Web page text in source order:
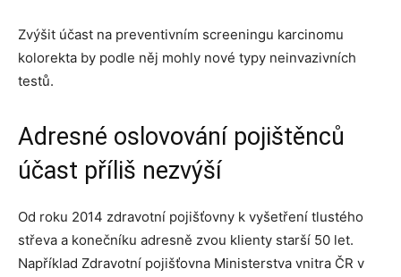
Zvýšit účast na preventivním screeningu karcinomu
kolorekta by podle něj mohly nové typy neinvazivních
testů.
Adresné oslovování pojištěnců
účast příliš nezvýší
Od roku 2014 zdravotní pojišťovny k vyšetření tlustého
střeva a konečníku adresně zvou klienty starší 50 let.
Například Zdravotní pojišťovna Ministerstva vnitra ČR v